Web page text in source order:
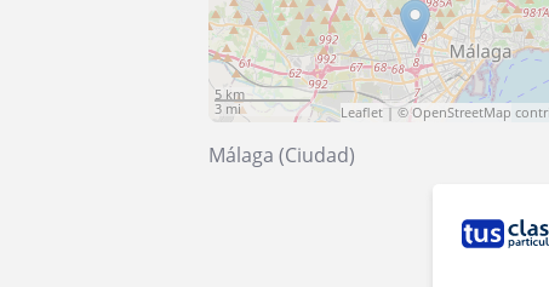
5 km
3 mi
Leaflet | ©OpenStreetMap
Málaga (Ciudad)